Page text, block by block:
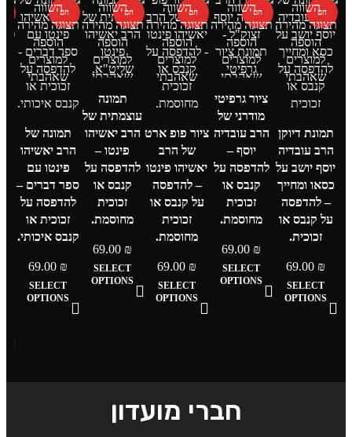
חםהשווה
תצוגה מהירה
הוספה
למוצרים
שאהבתי
תמונת דיוקן
הרב עובדיה
יוסף יושב על
כסאו ומחייך
– להדפסה
על קנבס או
זכוכית.
69.00 ₪
SELECT
OPTIONS
חםהשווה
תצוגה מהירה
הוספה
למוצרים
שאהבתי
ציור גרפיטי
מודרני של
הרב עובדיה
יוסף –
להדפסה על
קנבס או
זכוכית
מחוסמת.
69.00 ₪
SELECT
OPTIONS
חםהשווה
תצוגה מהירה
הוספה
למוצרים
שאהבתי
ציור פופ ארט
של הרב
יאשיהו פינטו
– להדפסה
על קנבס או
זכוכית
מחוסמת.
69.00 ₪
SELECT
OPTIONS
חםהשווה
תצוגה מהירה
הוספה
למוצרים
שאהבתי
תמונה
עוצמתית של
הרב יאשיהו
פינטו –
להדפסה על
קנבס או
זכוכית
מחוסמת.
69.00 ₪
SELECT
OPTIONS
חםהשווה
תצוגה מהירה
הוספה
למוצרים
שאהבתי
תמונה של
הרב יאשיהו
פינטו עם
ספר דברים –
להדפסה על
זכוכית או
קנבס איכותי.
69.00 ₪
SELECT
OPTIONS
חברי מועדון